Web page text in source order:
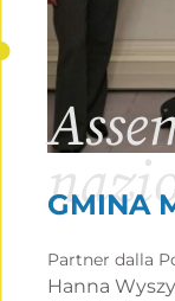
GMINA
Partner dalla
Hanna